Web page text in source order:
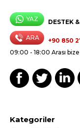
YAZ DESTEK
ARA
+90 850
09:00 - 18:00 Arası
Kategoriler